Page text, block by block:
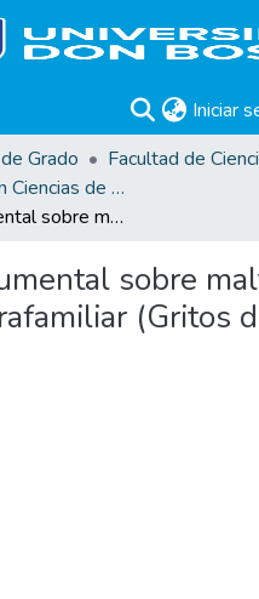
Iniciar
Grado
Licenciatura en Ciencias de la Comunicación
Video documental sobre maltrato infantil intrafamiliar (Gritos de amor)
sobre
(Gritos